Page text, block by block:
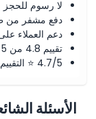
لا رسوم للحجز
دفع مشفر من
دعم العملاء
تقييم 4.8 من 5 ⭐ على ترستبايلوت
4.7/5 ⭐ التقييم على جوجل
الأسئلة